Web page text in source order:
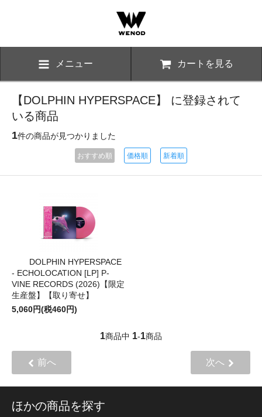
メニュー カートを見る
【DOLPHIN HYPERSPACE】 に登録されて
いる商品
1件の商品が見つかりました
おすすめ順 価格順 新着順
DOLPHIN HYPERSPACE
- ECHOLOCATION [LP] P-
VINE RECORDS (2026)【限定
生産盤】【取り寄せ】
5,060円(税460円)
1商品中 1-1商品
前へ 次へ
ほかの商品を探す